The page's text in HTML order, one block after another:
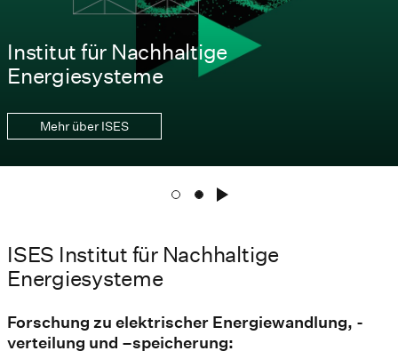
Institut für Nachhaltige
Energiesysteme
Mehr über ISES
ISES Institut für Nachhaltige
Energiesysteme​
Forschung zu elektrischer Energiewandlung, -
verteilung und –speicherung​: